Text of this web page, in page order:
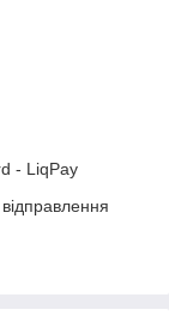
- LiqPay